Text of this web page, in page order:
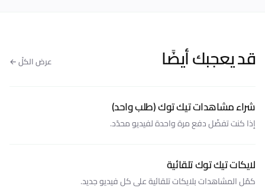
قد يعجبك أيضًا عرض الكلّ ←
شراء مشاهدات تيك توك (طلب واحد)
إذا كنت تفضّل دفع مرة واحدة لفيديو محدّد.
لايكات تيك توك تلقائية
كمّل المشاهدات بلايكات تلقائية على كل فيديو جديد.